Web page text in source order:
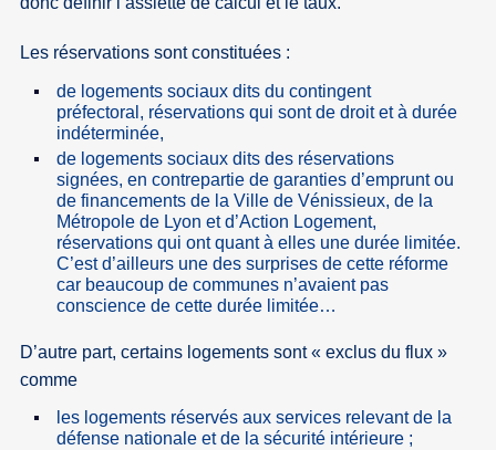
Les réservations sont constituées :
de logements sociaux dits du contingent
préfectoral, réservations qui sont de droit et à durée
indéterminée,
de logements sociaux dits des réservations
signées, en contrepartie de garanties d’emprunt ou
de financements de la Ville de Vénissieux, de la
Métropole de Lyon et d’Action Logement,
réservations qui ont quant à elles une durée limitée.
C’est d’ailleurs une des surprises de cette réforme
car beaucoup de communes n’avaient pas
conscience de cette durée limitée…
D’autre part, certains logements sont « exclus du flux »
comme
les logements réservés aux services relevant de la
défense nationale et de la sécurité intérieure ;